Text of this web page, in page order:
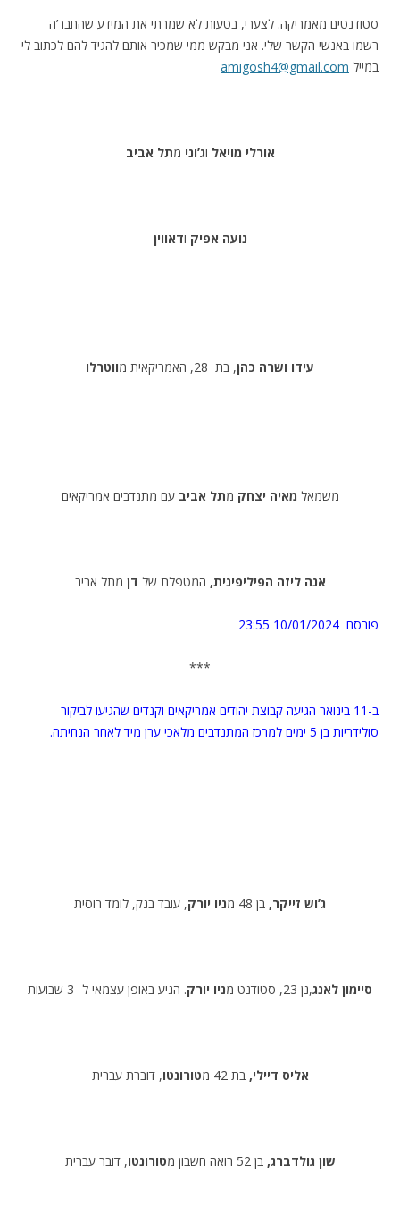
סטודנטים מאמריקה. לצערי, בטעות לא שמרתי את המידע שהחבר’ה
רשמו באנשי הקשר שלי. אני מבקש ממי שמכיר אותם להגיד להם לכתוב לי
במייל amigosh4@gmail.com
אורלי מויאל וג’וני מתל אביב
נועה אפיק ודאווין
עידו ושרה כהן, בת 28, האמריקאית מ ווטרלו
משמאל מאיה יצחק מתל אביב עם מתנדבים אמריקאים
אנה ליזה הפיליפינית, המטפלת של דן מתל אביב
פורסם 10/01/2024 23:55
***
ב-11 בינואר הגיעה קבוצת יהודים אמריקאים וקנדים שהגיעו לביקור
סולידריות בן 5 ימים למרכז המתנדבים מלאכי ערן מיד לאחר הנחיתה.
ג’וש זייקר, בן 48 מ ניו יורק, עובד בנק, לומד רוסית
סיימון לאנג,נן 23, סטודנט מ ניו יורק. הגיע באופן עצמאי ל -3 שבועות
אליס דיילי, בת 42 מ טורונטו, דוברת עברית
שון גולדברג, בן 52 רואה חשבון מ טורונטו, דובר עברית